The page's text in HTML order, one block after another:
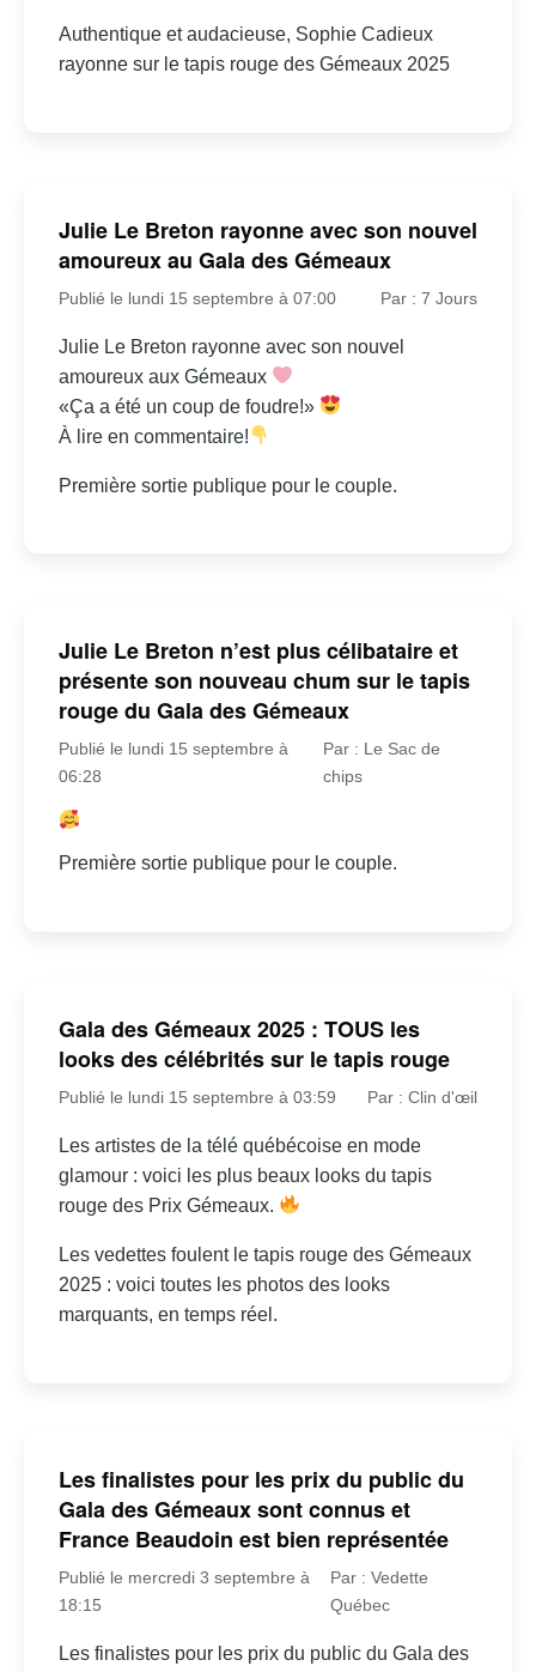
Authentique et audacieuse, Sophie Cadieux
rayonne sur le tapis rouge des Gémeaux 2025
Julie Le Breton rayonne avec son nouvel
amoureux au Gala des Gémeaux
Publié le lundi 15 septembre à 07:00 Par : 7 Jours
Julie Le Breton rayonne avec son nouvel
amoureux aux Gémeaux
«Ça a été un coup de foudre!»
À lire en commentaire!
Première sortie publique pour le couple.
Julie Le Breton n’est plus célibataire et
présente son nouveau chum sur le tapis
rouge du Gala des Gémeaux
Publié le lundi 15 septembre à
06:28
Par : Le Sac de
chips
Première sortie publique pour le couple.
Gala des Gémeaux 2025 : TOUS les
looks des célébrités sur le tapis rouge
Publié le lundi 15 septembre à 03:59 Par : Clin d'œil
Les artistes de la télé québécoise en mode
glamour : voici les plus beaux looks du tapis
rouge des Prix Gémeaux.
Les vedettes foulent le tapis rouge des Gémeaux
2025 : voici toutes les photos des looks
marquants, en temps réel.
Les finalistes pour les prix du public du
Gala des Gémeaux sont connus et
France Beaudoin est bien représentée
Publié le mercredi 3 septembre à
18:15
Par : Vedette
Québec
Les finalistes pour les prix du public du Gala des